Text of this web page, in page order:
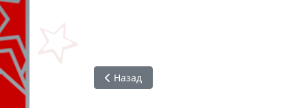
Предыдущий: V Межрегиональный
Назад